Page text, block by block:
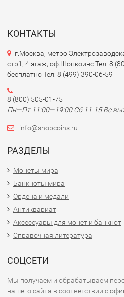
КОНТАКТЫ
г.Москва, метро
стр1, 4 этаж, оф.Шопкоинс Тел: 8
бесплатно Тел: 8 (499) 390-06-59
8 (800) 505-01-75
Пн—Пт 11:00—19:00 Сб 11-15 Вс
info@shopcoins.ru
РАЗДЕЛЫ
Монеты мира
Банкноты мира
Ордена и медали
Антиквариат
Аксессуары для монет и банкнот
Справочная литература
СОЦСЕТИ
Мы получаем и обрабатываем
нашего сайта в соответствии с